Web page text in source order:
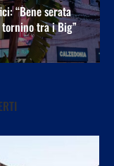
“Bene serata
tornino tra i Big”